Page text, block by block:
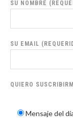
SU NOMBRE
SU EMAIL
QUIERO
Mensaje del